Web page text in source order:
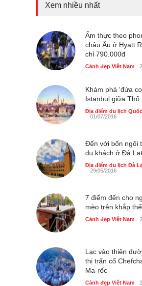
Cảnh đẹp Việt Nam
Chợ đêm Phú
vệ sinh miễn phí
40 xe ôtô du lịch
tiên qua cửa khẩu
Thực hư cây cầu
nhất Việt Nam bị
sau lũ
Bún cá thố và
cốt dừa miền Tây
Cảnh đẹp Việt Nam
dân dã ở Sài Gòn
Cảnh đẹp Việt Nam
Xem nhiều nhất
Ẩm thực theo
châu Âu ở Hyatt
chỉ 790.000đ
Cảnh đẹp Việt Nam
Khám phá ‘đứa
Istanbul giữa Thổ
Địa điểm du lịch
01/07/2016
Đến với bốn ngôi
du khách ở Đà Lạt
Địa điểm du lịch Đà
29/05/2016
7 điểm đến cho
mèo trên khắp
Cảnh đẹp Việt Nam
Lạc vào thiên
thị trấn cổ
Ma-rốc
Cảnh đẹp Việt Nam